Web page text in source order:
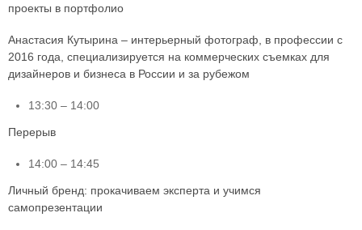
проекты в портфолио
Анастасия Кутырина – интерьерный фотограф, в профессии с
2016 года, специализируется на коммерческих съемках для
дизайнеров и бизнеса в России и за рубежом
13:30 – 14:00
Перерыв
14:00 – 14:45
Личный бренд: прокачиваем эксперта и учимся
самопрезентации